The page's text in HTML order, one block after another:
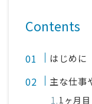
Contents
はじめに
主な仕事
1ヶ月目